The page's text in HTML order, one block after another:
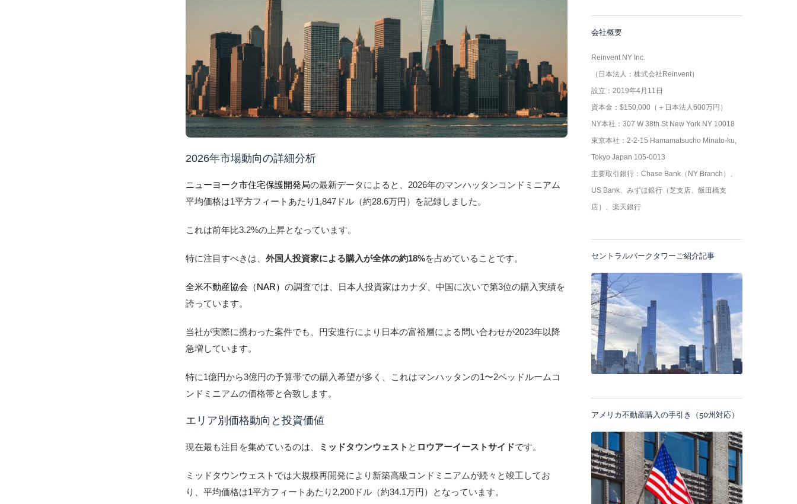
2026年市場動向の詳細分析
ニューヨーク市住宅保護開発局の最新データによると、2026年のマンハッタンコンドミニアム
平均価格は1平方フィートあたり1,847ドル（約28.6万円）を記録しました。
これは前年比3.2%の上昇となっています。
特に注目すべきは、外国人投資家による購入が全体の約18%を占めていることです。
全米不動産協会（NAR）の調査では、日本人投資家はカナダ、中国に次いで第3位の購入実績を
誇っています。
当社が実際に携わった案件でも、円安進行により日本の富裕層による問い合わせが2023年以降
急増しています。
特に1億円から3億円の予算帯での購入希望が多く、これはマンハッタンの1〜2ベッドルームコ
ンドミニアムの価格帯と合致します。
エリア別価格動向と投資価値
現在最も注目を集めているのは、 ミッドタウンウェスト と ロウアーイーストサイドです。
ミッドタウンウェストでは大規模再開発により新築高級コンドミニアムが続々と竣工してお
り、平均価格は1平方フィートあたり2,200ドル（約34.1万円）となっています。
会社概要
Reinvent NY Inc.
（日本法人：株式会社Reinvent）
設立：2019年4月11日
資本金：$150,000（＋日本法人600万円）
NY本社：307 W 38th St New York NY 10018
東京本社：2-2-15 Hamamatsucho Minato-ku,
Tokyo Japan 105-0013
主要取引銀行：Chase Bank（NY Branch）、
US Bank、みずほ銀行（芝支店、飯田橋支
店）、楽天銀行
セントラルパークタワーご紹介記事
アメリカ不動産購入の手引き（50州対応）